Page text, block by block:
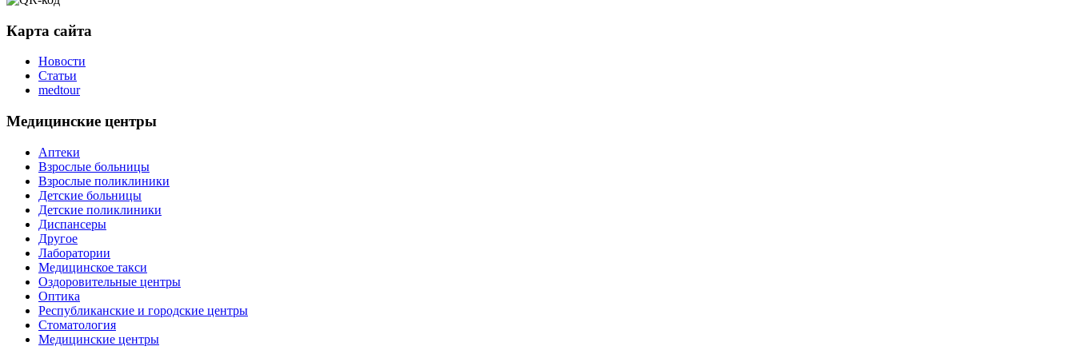
Карта сайта
Новости
Статьи
medtour
Медицинские центры
Аптеки
Взрослые больницы
Взрослые поликлиники
Детские больницы
Детские поликлиники
Диспансеры
Другое
Лаборатории
Медицинское такси
Оздоровительные центры
Оптика
Республиканские и городские центры
Стоматология
Медицинские центры